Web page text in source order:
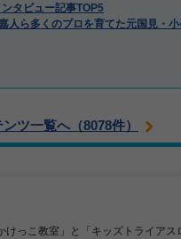
タビュー記事TOP5
人ら多くのプロを育てた元国見・
ツ一覧へ（8078件）
けっこ教室」と「キッズトライアス